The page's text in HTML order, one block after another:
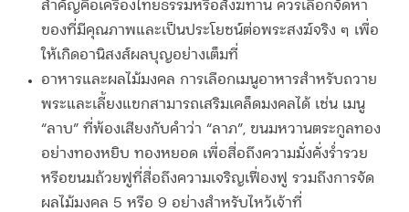
สำคัญคือเครื่องไทยธรรมหรือสังฆทาน ควรเลือกจัดหา
ของที่มีคุณภาพและเป็นประโยชน์ต่อพระสงฆ์จริง ๆ เพื่อ
ให้เกิดอานิสงส์ผลบุญอย่างเต็มที่
อาหารและผลไม้มงคล การเลือกเมนูอาหารสำหรับถวาย
พระและเลี้ยงแขกสามารถเสริมเคล็ดมงคลได้ เช่น เมนู
“ลาบ” ที่พ้องเสียงกับคำว่า “ลาภ”, ขนมหวานตระกูลทอง
อย่างทองหยิบ ทองหยอด เพื่อสื่อถึงความมั่งคั่งร่ำรวย
หรือขนมถ้วยฟูที่สื่อถึงความเจริญเฟื่องฟู รวมถึงการจัด
ผลไม้มงคล 5 หรือ 9 อย่างสำหรับไหว้เจ้าที่